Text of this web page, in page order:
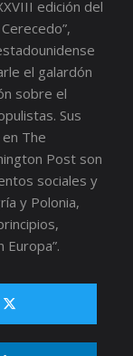
edición del
el galardón
sobre el
Sus
The
Post son
sociales y
y Polonia,